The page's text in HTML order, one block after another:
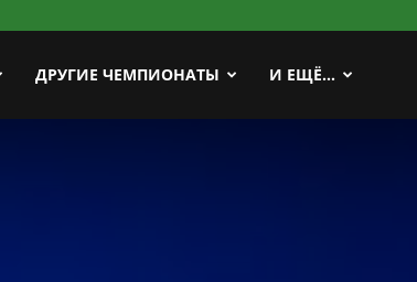
ДРУГИЕ ЧЕМПИОНАТЫ И ЕЩЁ…